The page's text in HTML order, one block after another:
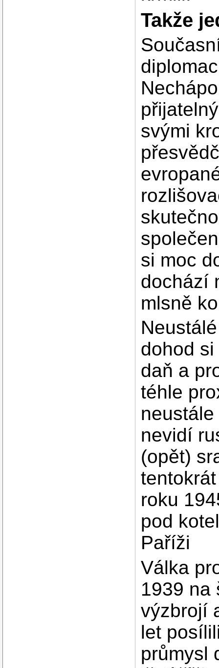
Takže
svými
si moc
dochází
mlsně
dohod
daň a
téhle
nevidí
(opět)
roku
pod
Paříži
Válka
1939 na
výzbrojí
let
průmysl